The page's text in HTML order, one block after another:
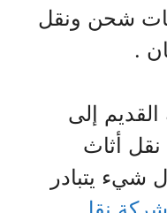
شحن ونقل
.
إلى
أثاث
شيء يتبادر